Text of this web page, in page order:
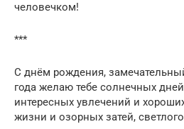
человечком!
***
С днём рождения,
года желаю тебе солнечных
интересных увлечений и
жизни и озорных затей,